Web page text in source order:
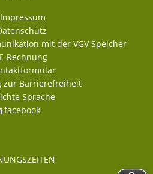
Impressum
mit der VGV Speicher
E-Rechnung
zur Barrierefreiheit
Sprache
facebook